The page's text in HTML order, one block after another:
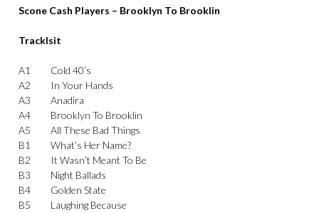
Scone Cash Players – Brooklyn To Brooklin
Tracklsit
A1
Cold 40’s
A2
In Your Hands
A3
Anadira
A4
Brooklyn To Brooklin
A5
All These Bad Things
B1
What’s Her Name?
B2
It Wasn’t Meant To Be
B3
Night Ballads
B4
Golden State
B5
Laughing Because